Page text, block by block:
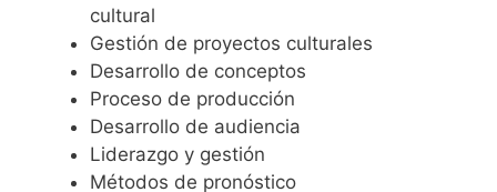
cultural
Gestión de proyectos culturales
Desarrollo de conceptos
Proceso de producción
Desarrollo de audiencia
Liderazgo y gestión
Métodos de pronóstico